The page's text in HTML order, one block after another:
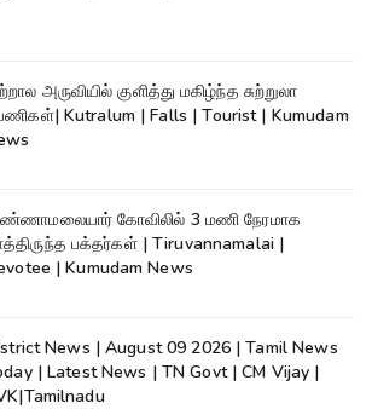
அருவியில் குளித்து மகிழ்ந்த சுற்றுலா
Kutralum | Falls | Tourist | Kumudam
கோவிலில் 3 மணி நேரமாக
பக்தர்கள் | Tiruvannamalai |
| Kumudam News
News | August 09 2026 | Tamil News
| Latest News | TN Govt | CM Vijay |